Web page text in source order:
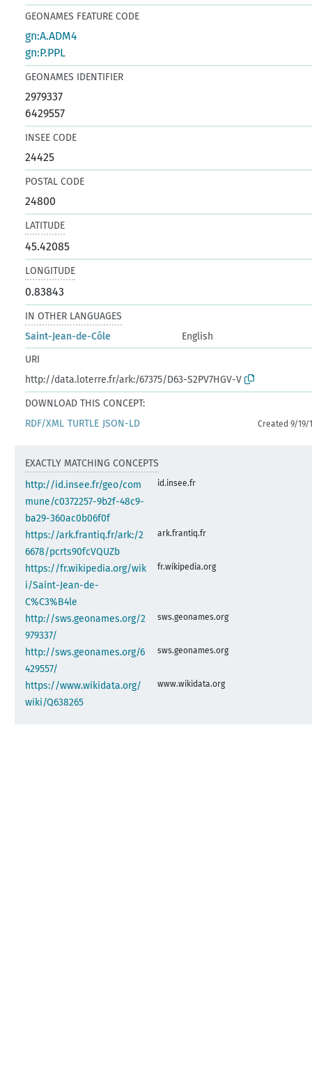
GEONAMES FEATURE CODE
gn:A.ADM4
gn:P.PPL
GEONAMES IDENTIFIER
2979337
6429557
INSEE CODE
24425
POSTAL CODE
24800
LATITUDE
45.42085
LONGITUDE
0.83843
IN OTHER LANGUAGES
Saint-Jean-de-Côle
English
URI
http://data.loterre.fr/ark:/67375/D63-S2PV7HGV-V
DOWNLOAD THIS CONCEPT:
RDF/XML TURTLE JSON-LD Created 9/19/
EXACTLY MATCHING CONCEPTS
http://id.insee.fr/geo/com
mune/c0372257-9b2f-48c9-
ba29-360ac0b06f0f
id.insee.fr
https://ark.frantiq.fr/ark:/2
6678/pcrts90fcVQUZb
ark.frantiq.fr
https://fr.wikipedia.org/wik
i/Saint-Jean-de-
C%C3%B4le
fr.wikipedia.org
http://sws.geonames.org/2
979337/
sws.geonames.org
http://sws.geonames.org/6
429557/
sws.geonames.org
https://www.wikidata.org/
wiki/Q638265
www.wikidata.org